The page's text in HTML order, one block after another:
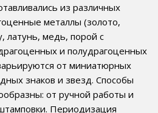
из различных
металлы (золото,
латунь, медь, порой с
и полудрагоценных
от миниатюрных
знаков и звезд. Способы
от ручной работы и
Периодизация